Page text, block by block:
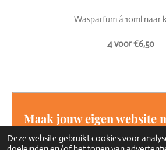
Deze website gebruikt cookies voor
Wasparfum á 10ml naar
4 voor€6,50
Maak jouw eigen website